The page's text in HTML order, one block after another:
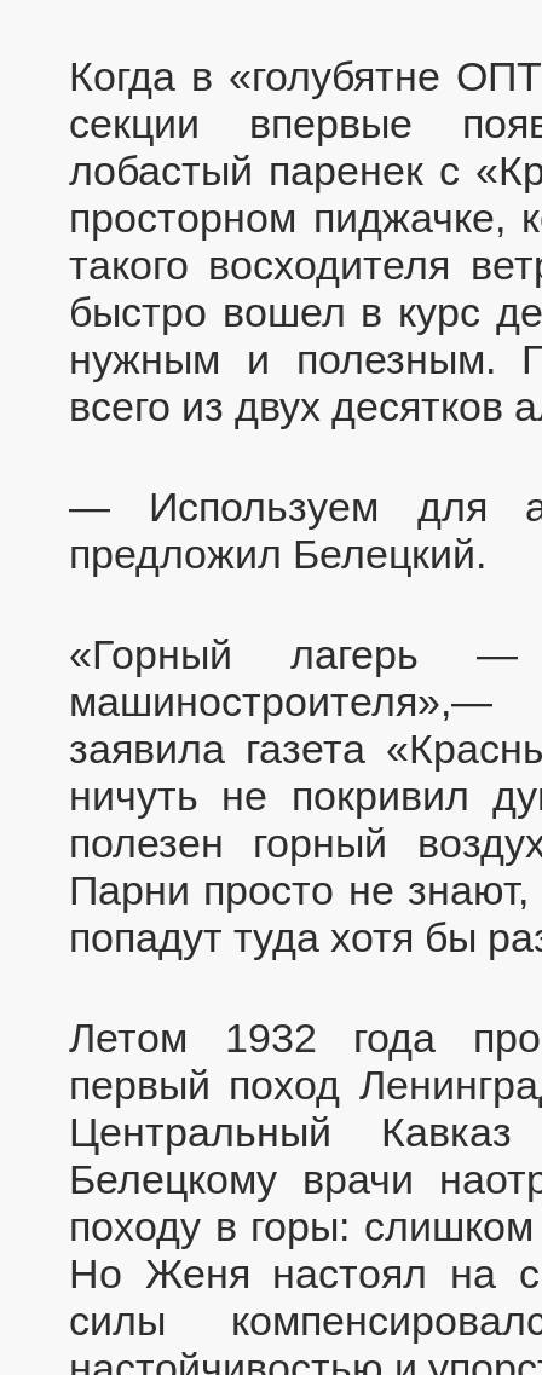
Когда в «голубятне
секции впервые
лобастый паренек с
просторном пиджачке,
такого восходителя
быстро вошел в курс
нужным и полезным.
всего из двух десятков
— Используем для
предложил Белецкий.
«Горный лагерь
машиностроителя»,—
заявила газета
ничуть не покривил
полезен горный
Парни просто не
попадут туда хотя бы
Летом 1932 года
первый поход
Центральный
Белецкому врачи
походу в горы:
Но Женя настоял на
силы